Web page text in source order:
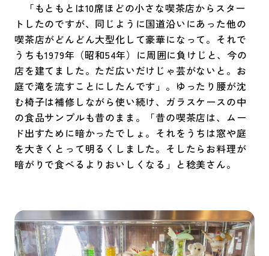
「もともとは10席ほどの小さな喫茶店からスター
トしたのですが、同じように国道沿いにあった他の
喫茶店がどんどん大型化して豪華になって。それで
うちも1979年（昭和54年）に周囲に負けじと、今の
店を建てました。ただ広いだけじゃ芸がないと。お
庭で滝を流すことにしたんです」。ゆったり腰が沈
む椅子は補修しながら使い続け、ガラスケースの中
の食品サンプルも昔のまま。「昔の喫茶店は、ムー
ド出すために暗かったでしょ。それをうちは窓や庭
を大きくとって明るくしました。そしたらお料理が
暗がりで食べるよりおいしくなる」と稔美さん。